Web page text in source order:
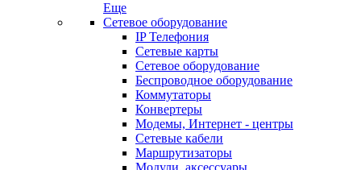
Еще
Сетевое оборудование
IP Телефония
Сетевые карты
Сетевое оборудование
Беспроводное оборудование
Коммутаторы
Конвертеры
Модемы, Интернет - центры
Сетевые кабели
Маршрутизаторы
Модули, аксессуары